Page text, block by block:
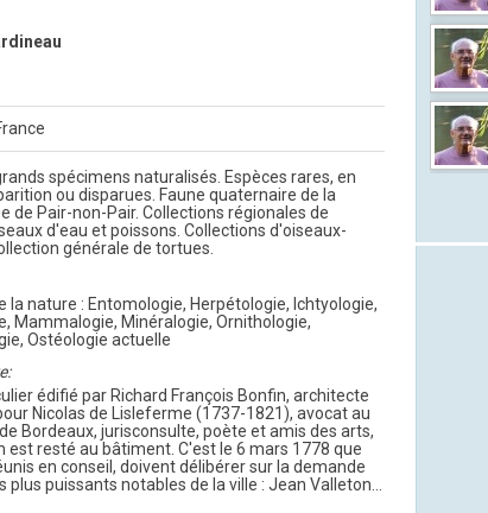
spécimens naturalisés. Espèces rares, en
ou disparues. Faune quaternaire de la
de Pair-non-Pair. Collections régionales de
d'eau et poissons. Collections d'oiseaux-
générale de tortues.
la nature : Entomologie, Herpétologie, Ichtyologie,
Mammalogie, Minéralogie, Ornithologie,
Ostéologie actuelle
édifié par Richard François Bonfin, architecte
Nicolas de Lisleferme (1737-1821), avocat au
Bordeaux, jurisconsulte, poète et amis des arts,
est resté au bâtiment. C'est le 6 mars 1778 que
en conseil, doivent délibérer sur la demande
plus puissants notables de la ville : Jean Valleton...